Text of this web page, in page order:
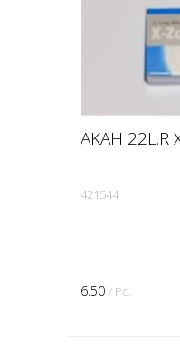
AKAH 22L.R
421544
6.50 / Pc.